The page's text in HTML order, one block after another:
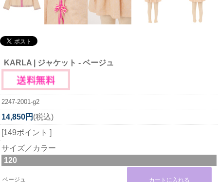
KARLA | ジャケット - ベージュ
2247-2001-g2
14,850円 (税込)
[149ポイント ]
サイズ／カラー
120
ベージュ